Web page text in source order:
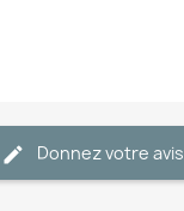
Donnez votre avis